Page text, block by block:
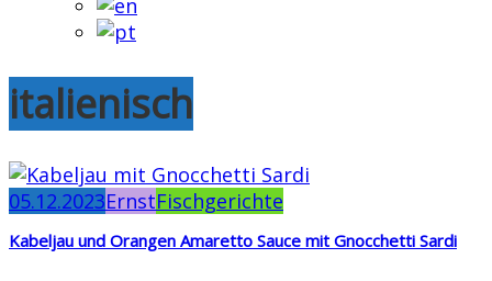
italienisch
05.12.2023ErnstFischgerichte
Kabeljau und Orangen Amaretto Sauce mit Gnocchetti Sardi